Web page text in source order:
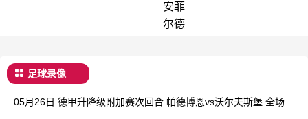
安菲
尔德
足球录像
05月26日 德甲升降级附加赛次回合 帕德博恩vs沃尔夫斯堡 全场录